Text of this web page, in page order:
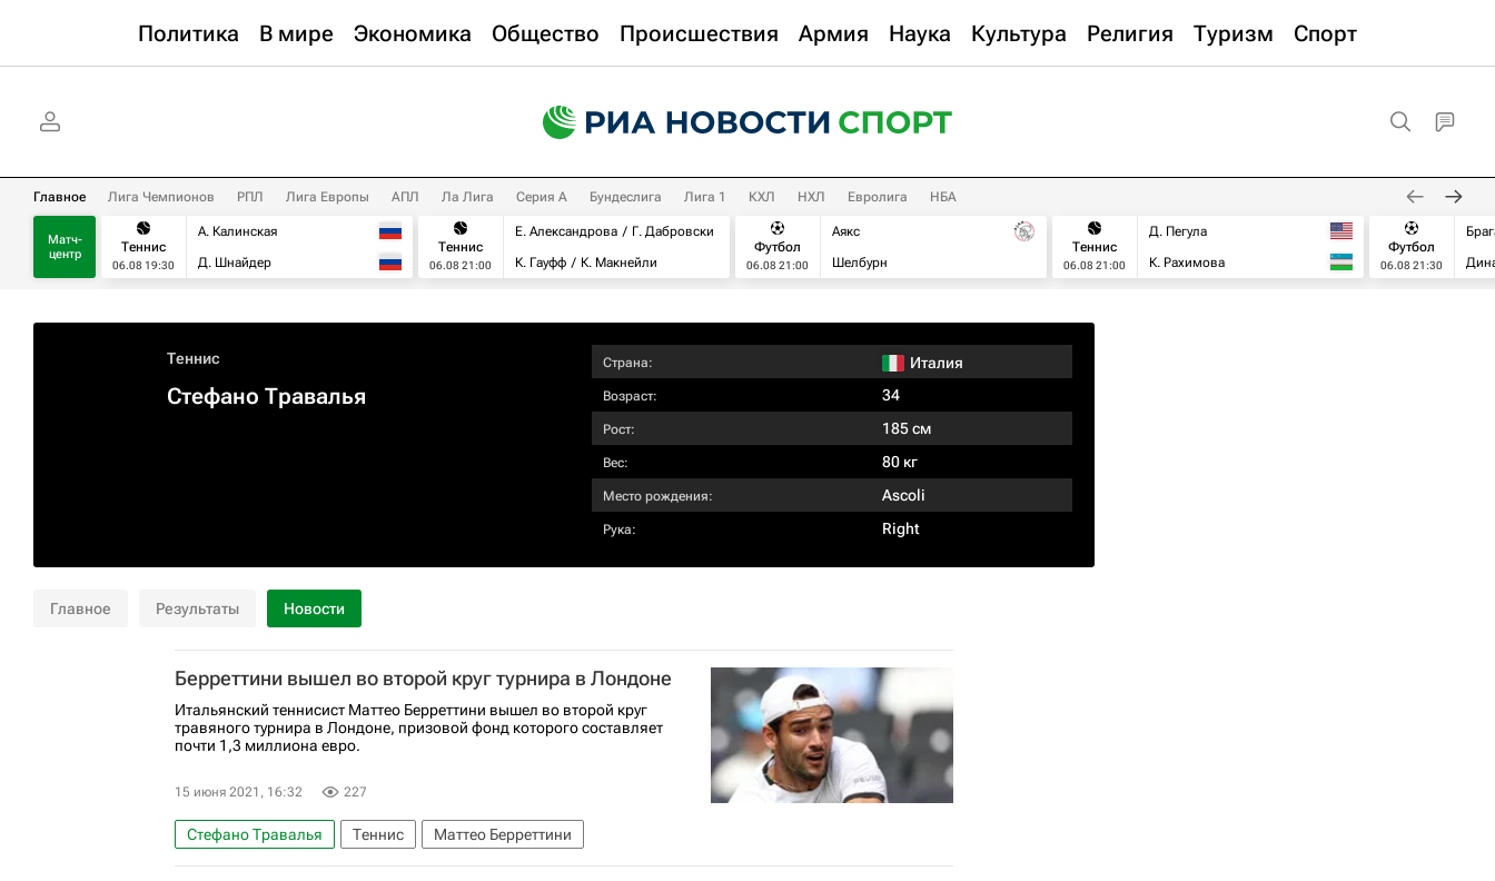
Политика В мире Экономика Общество Происшествия Армия Наука Культура Религия Туризм Спорт
Главное Лига Чемпионов РПЛ Лига Европы АПЛ Ла Лига Серия А Бундеслига Лига 1 КХЛ НХЛ Евролига НБА
Матч-
центр
Теннис
06.08 19:30
А. Калинская
Д. Шнайдер
Теннис
06.08 21:00
Е. Александрова
Г. Дабровски
К. Гауфф
К. Макнейли
Футбол
06.08 21:00
Аякс
Шелбурн
Теннис
06.08 21:00
Д. Пегула
К. Рахимова
Футбол
06.08 21:30
Теннис
Стефано Травалья
Страна: Италия
Возраст: 34
Рост: 185 см
Вес: 80 кг
Место рождения: Ascoli
Рука: Right
Главное Результаты Новости
Берреттини вышел во второй круг турнира в Лондоне
Итальянский теннисист Маттео Берреттини вышел во второй круг
травяного турнира в Лондоне, призовой фонд которого составляет
почти 1,3 миллиона евро.
15 июня 2021, 16:32 227
Стефано Травалья Теннис Маттео Берреттини